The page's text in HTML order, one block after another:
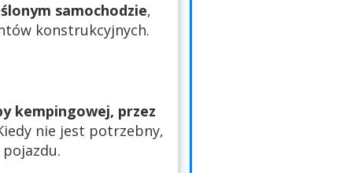
samochodzie,
konstrukcyjnych.
kempingowej, przez
nie jest potrzebny,